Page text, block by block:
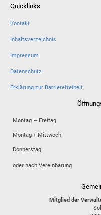
Quicklinks
Kontakt
Inhaltsverzeichnis
Impressum
Datenschutz
Erklärung zur Barrierefreiheit
Montag – Freitag
Montag + Mittwoch
Donnerstag
oder nach Vereinbarung
Mitglied der